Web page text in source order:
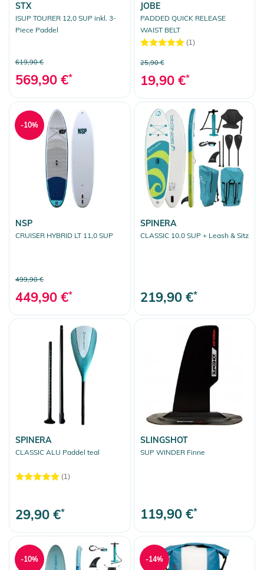
STX
ISUP TOURER 12,0 SUP inkl. 3-
Piece Paddel
619,90 €
569,90 €*
JOBE
PADDED QUICK RELEASE
WAIST BELT
(1)
25,90 €
19,90 €*
NSP
CRUISER HYBRID LT 11,0 SUP
499,90 €
449,90 €*
-10%
SPINERA
CLASSIC 10.0 SUP + Leash & Sitz
219,90 €*
SPINERA
CLASSIC ALU Paddel teal
(1)
29,90 €*
SLINGSHOT
SUP WINDER Finne
119,90 €*
-10% -14%